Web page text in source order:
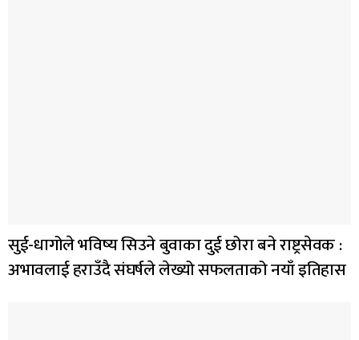
सुई-धागोले भविष्य सिउने बुवाका दुई छोरा बने राष्ट्रसेवक :
अभावलाई हराउँदै संघर्षले लेख्यो सफलताको नयाँ इतिहास